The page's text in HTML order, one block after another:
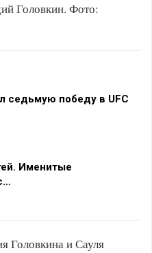
Головкин. Фото:
седьмую победу в UFC
Именитые
Головкина и Сауля